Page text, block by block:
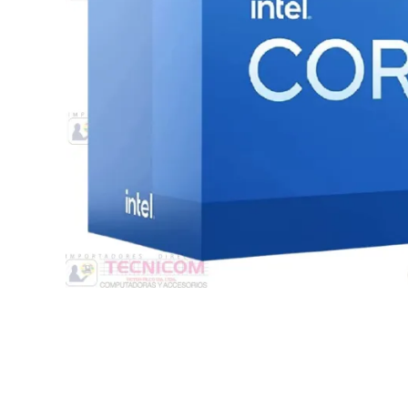
Accesorios y Periféricos
Protección Eléctrica
Repuestos
Software